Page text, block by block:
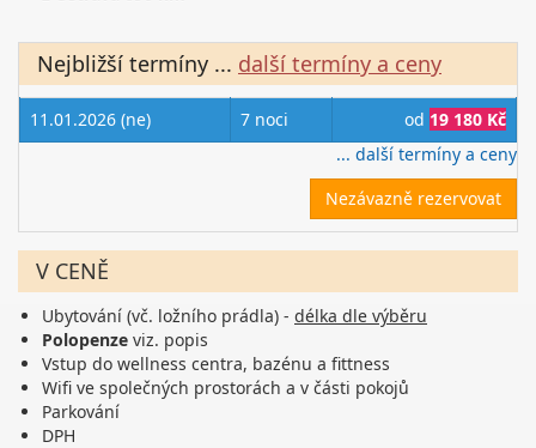
Nejbližší termíny ... další termíny a ceny
11.01.2026 (ne) 7 noci od 19 180 Kč
... další termíny a ceny
Nezávazně rezervovat
V CENĚ
Ubytování (vč. ložního prádla) - délka dle výběru
Polopenze viz. popis
Vstup do wellness centra, bazénu a fittness
Wifi ve společných prostorách a v části pokojů
Parkování
DPH